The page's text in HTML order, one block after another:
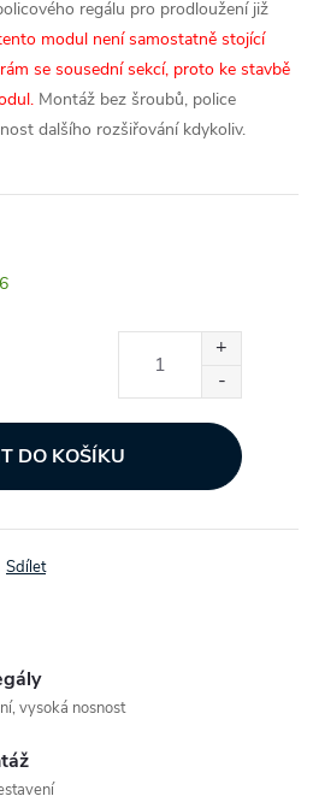
regálu pro prodloužení již
modul není samostatně stojící
se sousední sekcí, proto ke stavbě
Montáž bez šroubů, police
dalšího rozšiřování kdykoliv.
DO KOŠÍKU
Sdílet
vysoká nosnost